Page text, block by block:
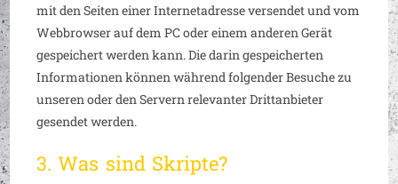
mit den Seiten einer Internetadresse versendet und vom
Webbrowser auf dem PC oder einem anderen Gerät
gespeichert werden kann. Die darin gespeicherten
Informationen können während folgender Besuche zu
unseren oder den Servern relevanter Drittanbieter
gesendet werden.
3. Was sind Skripte?